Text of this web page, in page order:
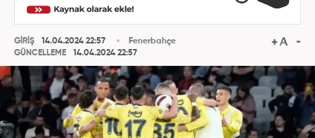
GİRİŞ
14.04.2024 22:57
GÜNCELLEME
14.04.2024 22:57
Fenerbahçe